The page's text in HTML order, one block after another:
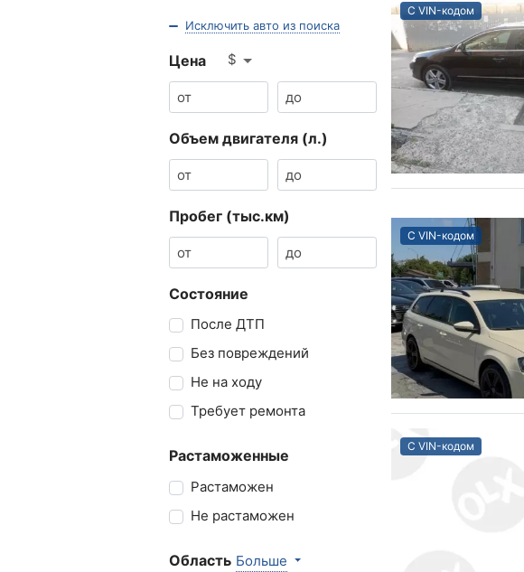
Исключить авто из поиска
Цена $
Объем двигателя (л.)
Пробег (тыс.км)
Состояние
После ДТП
Без повреждений
Не на ходу
Требует ремонта
Растаможенные
Растаможен
Не растаможен
Область Больше
С VIN-кодом
С VIN-кодом
С VIN-кодом